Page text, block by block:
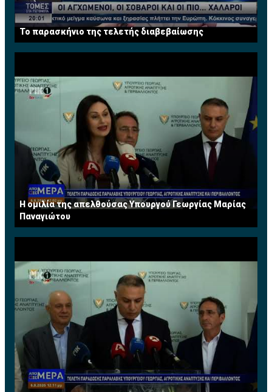
Το παρασκήνιο της τελετής διαβεβαίωσης
Η ομιλία της απελθούσας Υπουργού Γεωργίας Μαρίας
Παναγιώτου